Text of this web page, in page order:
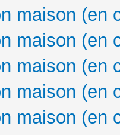
maison (en
maison (en
maison (en
maison (en
maison (en